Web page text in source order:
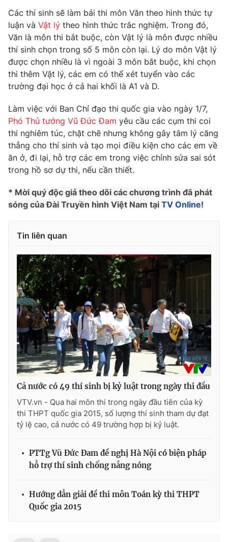
Thế giới đó đây
Câu chuyện quốc tế
Kinh tế
Tài chính
Thị trường
Góc doanh nghiệp
Dữ liệu và đời sống
Truyền hình
Phim VTV
Hậu trường
Nhân vật
Khán giả
Giải sao mai
Điện ảnh
Âm nhạc
Sao
Đời sống
Du lịch
Làm đẹp
Chất lượng cuộc sống
Giáo dục
Tuyển sinh
Học trực tuyến
Hitech Công nghệ tương lai
Tư vấn
Lịch phát sóng
Chuyên mục khác
Emagazine Podcast
Photo Infographic
Video Shorts video
VTV Money VTV Thể thao
VTV Sức khoẻ Bất động sản
Thị trường 24h Tấm lòng Việt
VTV9
Liên hệ tòa soạn
Các thí sinh sẽ làm bải thi môn Văn theo hình thức tự
luận và Vật lý theo hình thức trắc nghiệm. Trong đó,
Văn là môn thi bắt buộc, còn Vật lý là môn được nhiều
thí sinh chọn trong số 5 môn còn lại. Lý do môn Vật lý
được chọn nhiều là vì ngoài 3 môn bắt buộc, khi chọn
thi thêm Vật lý, các em có thể xét tuyển vào các
trường đại học ở cả hai khối là A1 và D.
Làm việc với Ban Chỉ đạo thi quốc gia vào ngày 1/7,
Phó Thủ tướng Vũ Đức Đam yêu cầu các cụm thi coi
thi nghiêm túc, chặt chẽ nhưng không gây tâm lý căng
thẳng cho thí sinh và tạo mọi điều kiện cho các em về
ăn ở, đi lại, hỗ trợ các em trong việc chỉnh sửa sai sót
trong hồ sơ dự thi, nếu cần thiết.
* Mời quý độc giả theo dõi các chương trình đã phát
sóng của Đài Truyền hình Việt Nam tại TV Online!
Tin liên quan
Cả nước có 49 thí sinh bị kỷ luật trong ngày thi đầu
VTV.vn - Qua hai môn thi trong ngày đầu tiên của kỳ
thi THPT quốc gia 2015, số lượng thí sinh tham dự đạt
tỷ lệ cao, cả nước có 49 trường hợp bị kỷ luật.
PTTg Vũ Đức Đam đề nghị Hà Nội có biện pháp
hỗ trợ thí sinh chống nắng nóng
Hướng dẫn giải đề thi môn Toán kỳ thi THPT
Quốc gia 2015